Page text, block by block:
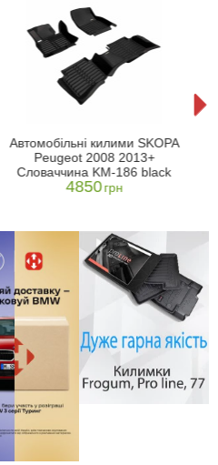
Автомобільні килими SKOPA
Peugeot 2008 2013+
Словаччина KM-186 black
4850грн